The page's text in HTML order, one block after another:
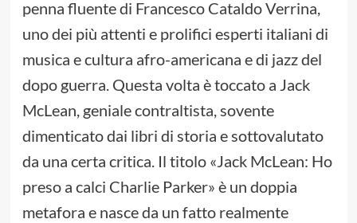
penna fluente di Francesco Cataldo Verrina,
uno dei più attenti e prolifici esperti italiani di
musica e cultura afro-americana e di jazz del
dopo guerra. Questa volta è toccato a Jack
McLean, geniale contraltista, sovente
dimenticato dai libri di storia e sottovalutato
da una certa critica. Il titolo «Jack McLean: Ho
preso a calci Charlie Parker» è un doppia
metafora e nasce da un fatto realmente